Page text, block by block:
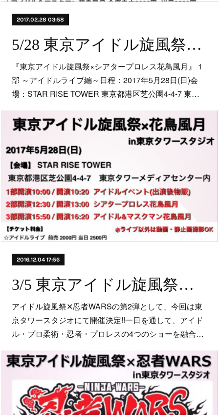
2017.02.28 03:58
5/28 東京アイドル旋風祭×シアタープロレス花鳥風月
『東京アイドル旋風祭×シアタープロレス花鳥風月』 1
部 ～アイドルライブ編～日程：2017年5月28日(日)会
場：STAR RISE TOWER 東京都港区芝公園4-4-7 東…
2016.12.04 17:56
3/5 東京アイドル旋風祭✕忍者WARSin東京タワースタジオ
アイドル旋風祭✕忍者WARSの第2弾として、今回は東
京タワースタジオにて開催決定!!一日を通して、アイド
ル・プロ柔術・忍者・プロレスの4つのショーを融合…